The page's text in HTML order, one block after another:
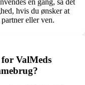
én gang, så det
hvis du ønsker at
eller ven.
ValMeds